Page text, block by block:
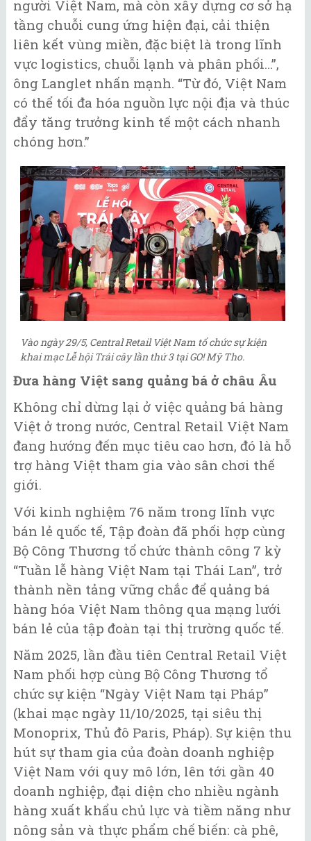
người Việt Nam, mà còn xây dựng cơ sở hạ
tầng chuỗi cung ứng hiện đại, cải thiện
liên kết vùng miền, đặc biệt là trong lĩnh
vực logistics, chuỗi lạnh và phân phối…”,
ông Langlet nhấn mạnh. “Từ đó, Việt Nam
có thể tối đa hóa nguồn lực nội địa và thúc
đẩy tăng trưởng kinh tế một cách nhanh
chóng hơn.”
Vào ngày 29/5, Central Retail Việt Nam tổ chức sự kiện
khai mạc Lễ hội Trái cây lần thứ 3 tại GO! Mỹ Tho.
Đưa hàng Việt sang quảng bá ở châu Âu
Không chỉ dừng lại ở việc quảng bá hàng
Việt ở trong nước, Central Retail Việt Nam
đang hướng đến mục tiêu cao hơn, đó là hỗ
trợ hàng Việt tham gia vào sân chơi thế
giới.
Với kinh nghiệm 76 năm trong lĩnh vực
bán lẻ quốc tế, Tập đoàn đã phối hợp cùng
Bộ Công Thương tổ chức thành công 7 kỳ
“Tuần lễ hàng Việt Nam tại Thái Lan”, trở
thành nền tảng vững chắc để quảng bá
hàng hóa Việt Nam thông qua mạng lưới
bán lẻ của tập đoàn tại thị trường quốc tế.
Năm 2025, lần đầu tiên Central Retail Việt
Nam phối hợp cùng Bộ Công Thương tổ
chức sự kiện “Ngày Việt Nam tại Pháp”
(khai mạc ngày 11/10/2025, tại siêu thị
Monoprix, Thủ đô Paris, Pháp). Sự kiện thu
hút sự tham gia của đoàn doanh nghiệp
Việt Nam với quy mô lớn, lên tới gần 40
doanh nghiệp, đại diện cho nhiều ngành
hàng xuất khẩu chủ lực và tiềm năng như
nông sản và thực phẩm chế biến: cà phê,